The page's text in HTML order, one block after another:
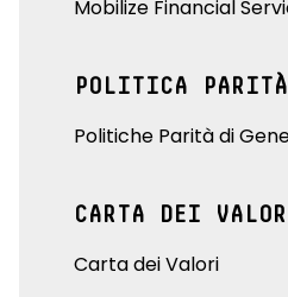
Mobilize Financial
POLITICA
Politiche Parità di
CARTA DEI
Carta dei Valori